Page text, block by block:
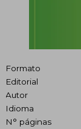
Formato
Editorial
Autor
Idioma
N° páginas